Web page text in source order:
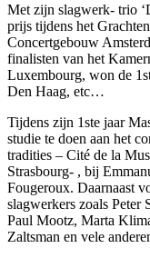
Met zijn slagwerk- trio
prijs tijdens het
Concertgebouw
finalisten van het
Luxembourg, won de
Den Haag, etc…
Tijdens zijn 1ste jaar
studie te doen aan het
tradities – Cité de la
Strasbourg- , bij
Fougeroux. Daarnaast
slagwerkers zoals Peter
Paul Mootz, Marta
Zaltsman en vele